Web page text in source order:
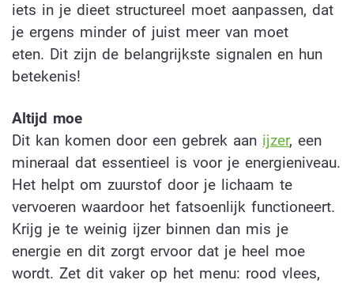
iets in je dieet structureel moet aanpassen, dat
je ergens minder of juist meer van moet
eten. Dit zijn de belangrijkste signalen en hun
betekenis!
Altijd moe
Dit kan komen door een gebrek aan ijzer, een
mineraal dat essentieel is voor je energieniveau.
Het helpt om zuurstof door je lichaam te
vervoeren waardoor het fatsoenlijk functioneert.
Krijg je te weinig ijzer binnen dan mis je
energie en dit zorgt ervoor dat je heel moe
wordt. Zet dit vaker op het menu: rood vlees,